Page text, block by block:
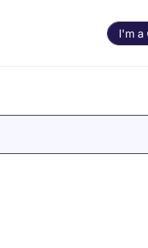
I'm a